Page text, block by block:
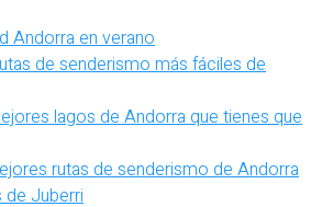
Andorra en verano
de senderismo más fáciles de
lagos de Andorra que tienes que
rutas de senderismo de Andorra
de Juberri